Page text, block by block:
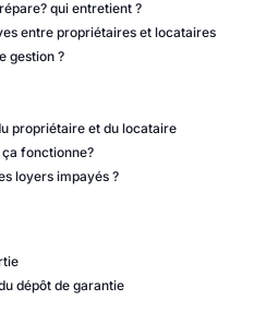
qui entretient ?
entre propriétaires et locataires
gestion ?
propriétaire et du locataire
fonctionne?
loyers impayés ?
dépôt de garantie